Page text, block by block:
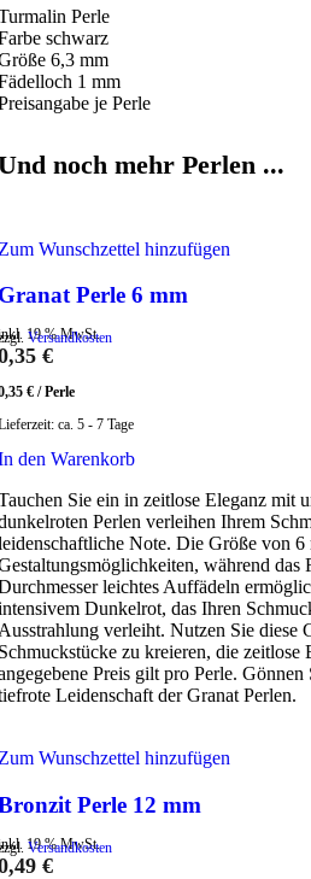
Perle
schwarz
6,3 mm
1 mm
je Perle
noch mehr Perlen ...
Wunschzettel hinzufügen
Perle 6 mm
19 % MwSt.
Versandkosten
€
€ /Perle
ca. 5 - 7 Tage
den Warenkorb
Sie ein in zeitlose Eleganz mit
Perlen verleihen Ihrem
Note. Die Größe von
während das
leichtes Auffädeln
Dunkelrot, das Ihren
verleiht. Nutzen Sie diese
zu kreieren, die zeitlose
Preis gilt pro Perle.
Leidenschaft der Granat Perlen.
Wunschzettel hinzufügen
Perle 12 mm
19 % MwSt.
Versandkosten
€